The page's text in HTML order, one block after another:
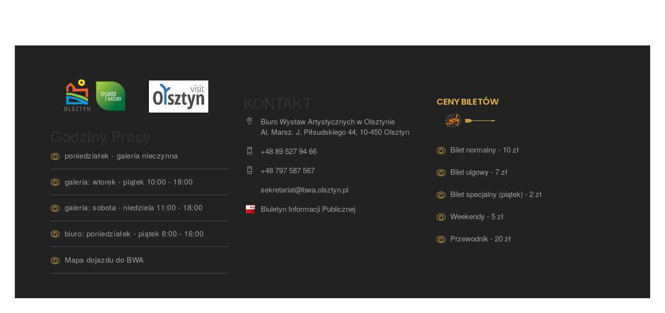
poniedziałek - galeria nieczynna
galeria: wtorek - piątek 10:00 - 18:00
galeria: sobota - niedziela 11:00 - 18:00
biuro: poniedziałek - piątek 8:00 - 16:00
Mapa dojazdu do BWA
Biuro Wystaw Artystycznych w Olsztynie
Al. Marsz. J. Piłsudskiego 44, 10-450 Olsztyn
+48 89 527 94 66
+48 797 587 567
sekretariat@bwa.olsztyn.pl
Biuletyn Informacji Publicznej
CENY BILETÓW
Bilet normalny - 10 zł
Bilet ulgowy - 7 zł
Bilet specjalny (piątek) - 2 zł
Weekendy - 5 zł
Przewodnik - 20 zł